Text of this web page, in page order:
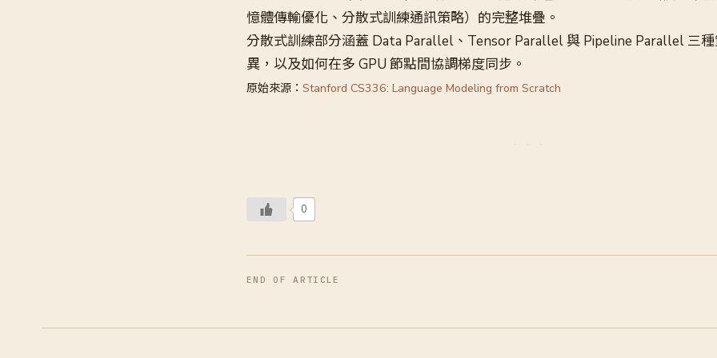
憶體傳輸優化、分散式訓練通訊策略）的完整堆疊。
分散式訓練部分涵蓋 Data Parallel、Tensor Parallel 與 Pipeline Parallel 三
異，以及如何在多 GPU 節點間協調梯度同步。
原始來源： Stanford CS336: Language Modeling from Scratch
0
END OF ARTICLE